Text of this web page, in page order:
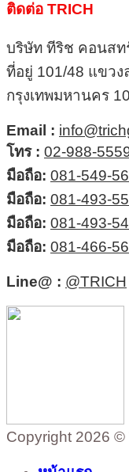
ติดต่อ TRICH
บริษัท ทีริช คอนส
ที่อยู่ 101/48 แขวง
กรุงเทพมหานคร
Email :
โทร : 02-988-
มือถือ: 081-549-
มือถือ: 081-493-
มือถือ: 081-493-
มือถือ: 081-466-
Line@ : @TRICH
Copyright 2026 ©